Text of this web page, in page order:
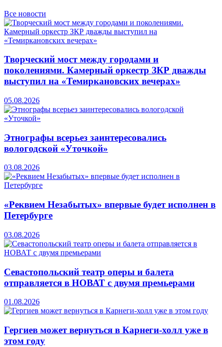
Все новости
Творческий мост между городами и
поколениями. Камерный оркестр ЗКР дважды
выступил на «Темиркановских вечерах»
05.08.2026
Этнографы всерьез заинтересовались
вологодской «Уточкой»
03.08.2026
«Реквием Незабытых» впервые будет исполнен в
Петербурге
03.08.2026
Севастопольский театр оперы и балета
отправляется в НОВАТ с двумя премьерами
01.08.2026
Гергиев может вернуться в Карнеги-холл уже в
этом году